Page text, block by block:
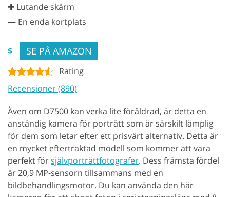
✚ Lutande skärm
— En enda kortplats
$ SE PÅ AMAZON
Rating
Recensioner (890)
Även om D7500 kan verka lite föråldrad, är detta en
anständig kamera för porträtt som är särskilt lämplig
för dem som letar efter ett prisvärt alternativ. Detta är
en mycket eftertraktad modell som kommer att vara
perfekt försjälvporträttfotografer. Dess främsta fördel
är 20,9 MP-sensorn tillsammans med en
bildbehandlingsmotor. Du kan använda den här